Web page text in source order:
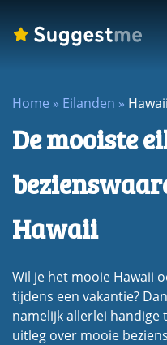
Landen
Eilanden
menu
Rondreizen
Blogs
Home » Eilanden » Hawaii
De mooiste
Hawaii
Wil je het mooie Hawaii
tijdens een vakantie?
namelijk allerlei
uitleg over mooie